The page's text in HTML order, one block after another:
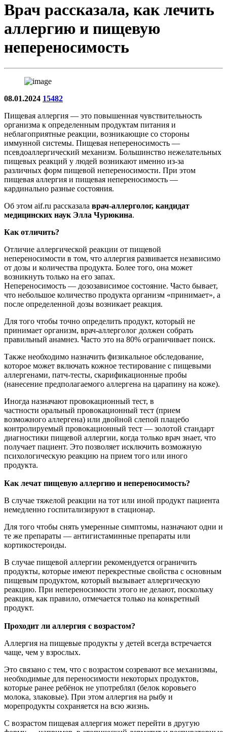
Врач рассказала, как лечить
аллергию и пищевую
непереносимость
08.01.2024 15482
Пищевая аллергия — это повышенная чувствительность
организма к определенным продуктам питания и
неблагоприятные реакции, возникающие со стороны
иммунной системы. Пищевая непереносимость —
псевдоаллергический механизм. Большинство нежелательных
пищевых реакций у людей возникают именно из-за
различных форм пищевой непереносимости. При этом
пищевая аллергия и пищевая непереносимость —
кардинально разные состояния.
Об этом aif.ru рассказала врач-аллерголог, кандидат
медицинских наук Элла Чурюкина.
Как отличить?
Отличие аллергической реакции от пищевой
непереносимости в том, что аллергия развивается независимо
от дозы и количества продукта. Более того, она может
возникнуть только на его запах.
Непереносимость — дозозависимое состояние. Часто бывает,
что небольшое количество продукта организм «принимает», а
после определенной дозы возникает реакция.
Для того чтобы точно определить продукт, который не
принимает организм, врач-аллерголог должен собрать
правильный анамнез. Часто это на 80% ограничивает поиск.
Также необходимо назначить физикальное обследование,
которое может включать кожное тестирование с пищевыми
аллергенами, патч-тесты, скарификационные пробы
(нанесение предполагаемого аллергена на царапину на коже).
Иногда назначают провокационный тест, в
частности оральный провокационный тест (прием
возможного аллергена) или двойной слепой плацебо
контролируемый провокационный тест — золотой стандарт
диагностики пищевой аллергии, когда только врач знает, что
получает пациент. Это позволяет исключить возможную
психологическую реакцию на прием того или иного
продукта.
Как лечат пищевую аллергию и непереносимость?
В случае тяжелой реакции на тот или иной продукт пациента
немедленно госпитализируют в стационар.
Для того чтобы снять умеренные симптомы, назначают одни и
те же препараты — антигистаминные препараты или
кортикостероиды.
В случае пищевой аллергии рекомендуется ограничить
продукты, которые имеют перекрестные свойства с основным
пищевым продуктом, который вызывает аллергическую
реакцию. При непереносимости этого не делают, поскольку
реакция, как правило, отмечается только на конкретный
продукт.
Проходит ли аллергия с возрастом?
Аллергия на пищевые продукты у детей всегда встречается
чаще, чем у взрослых.
Это связано с тем, что с возрастом созревают все механизмы,
необходимые для переносимости некоторых продуктов,
которые ранее ребёнок не употреблял (белок коровьего
молока, злаковые). При этом аллергия на рыбу и
морепродукты сохраняется на всю жизнь.
С возрастом пищевая аллергия может перейти в другую